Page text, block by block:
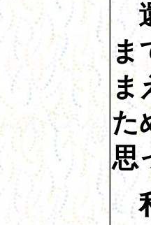
還
ま
ま
た
思